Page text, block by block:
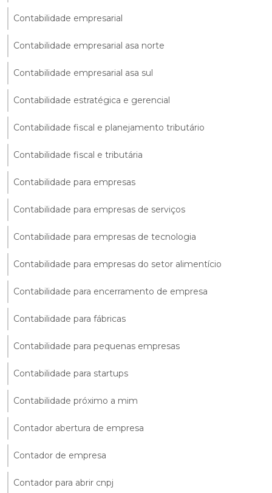
Contabilidade empresarial
Contabilidade empresarial asa norte
Contabilidade empresarial asa sul
Contabilidade estratégica e gerencial
Contabilidade fiscal e planejamento tributário
Contabilidade fiscal e tributária
Contabilidade para empresas
Contabilidade para empresas de serviços
Contabilidade para empresas de tecnologia
Contabilidade para empresas do setor alimentício
Contabilidade para encerramento de empresa
Contabilidade para fábricas
Contabilidade para pequenas empresas
Contabilidade para startups
Contabilidade próximo a mim
Contador abertura de empresa
Contador de empresa
Contador para abrir cnpj